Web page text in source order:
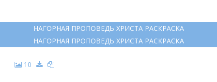
НАГОРНАЯ ПРОПОВЕДЬ ХРИСТА РАСКРАСКА
НАГОРНАЯ ПРОПОВЕДЬ ХРИСТА РАСКРАСКА
10